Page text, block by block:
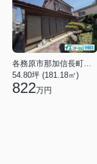
各務原市那加信長町３丁目
54.80坪 (181.18㎡)
822万円